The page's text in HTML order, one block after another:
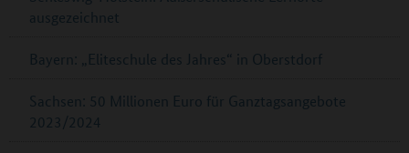
ausgezeichnet
Bayern: „Eliteschule des Jahres“ in Oberstdorf
Sachsen: 50 Millionen Euro für Ganztagsangebote
2023/2024